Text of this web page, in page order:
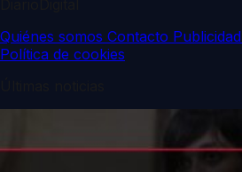
Quiénes somos Contacto Publicidad
Política de cookies